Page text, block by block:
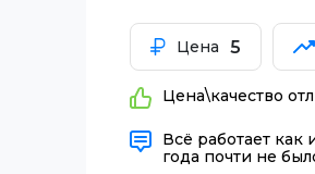
Цена 5
Цена\качество
Всё работает
года почти не